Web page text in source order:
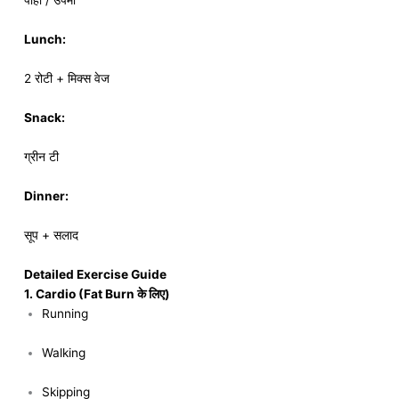
Lunch:
2 रोटी + मिक्स वेज
Snack:
ग्रीन टी
Dinner:
सूप + सलाद
Detailed Exercise Guide
1. Cardio (Fat Burn के लिए)
Running
Walking
Skipping